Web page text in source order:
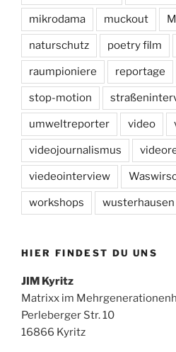
mikrodama muckout
naturschutz poetry film
raumpioniere reportage
stop-motion
umweltreporter video
videojournalismus
viedeointerview
workshops wusterhausen
HIER FINDEST DU UNS
JIM Kyritz
Matrixx im
Perleberger Str. 10
16866 Kyritz